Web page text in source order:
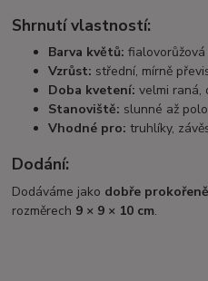
Shrnutí vlastností:
Barva květů:
Vzrůst: střední, mírně
Doba kvetení: velmi raná,
Stanoviště: slunné až
Vhodné pro: truhlíky,
Dodání:
Dodáváme jako dobře
rozměrech 9 × 9 × 10 cm.